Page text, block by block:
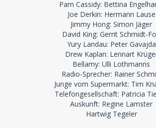
Pam Cassidy: Bettina
Joe Derkin: Hermann Lause
Jimmy Hong: Simon Jäger
David King: Gerrit Schmidt-
Yury Landau: Peter Gavajda
Drew Kaplan: Lennart
Bellamy: Ulli Lothmanns
Radio-Sprecher: Rainer
Junge vom Supermarkt: Tim
Telefongesellschaft: Patricia
Auskunft: Regine Lamster
Hartwig Tegeler